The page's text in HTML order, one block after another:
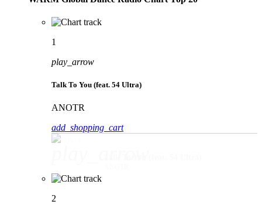
1
play_arrow
Talk To You (feat. 54 Ultra)
ANOTR
add_shopping_cart
2